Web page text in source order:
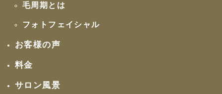
毛周期とは
フォトフェイシャル
お客様の声
料金
サロン風景